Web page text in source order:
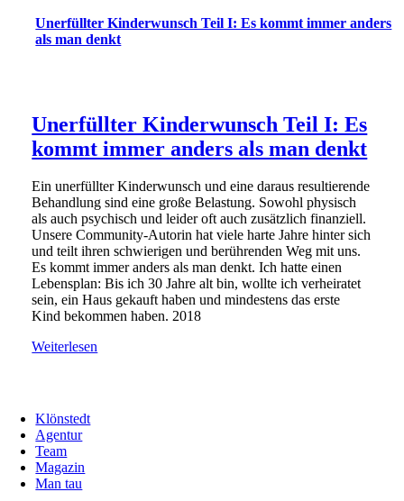
Unerfüllter Kinderwunsch Teil I: Es kommt immer anders
als man denkt
Unerfüllter Kinderwunsch Teil I: Es
kommt immer anders als man denkt
Ein unerfüllter Kinderwunsch und eine daraus resultierende
Behandlung sind eine große Belastung. Sowohl physisch
als auch psychisch und leider oft auch zusätzlich finanziell.
Unsere Community-Autorin hat viele harte Jahre hinter sich
und teilt ihren schwierigen und berührenden Weg mit uns.
Es kommt immer anders als man denkt. Ich hatte einen
Lebensplan: Bis ich 30 Jahre alt bin, wollte ich verheiratet
sein, ein Haus gekauft haben und mindestens das erste
Kind bekommen haben. 2018
Weiterlesen
Klönstedt
Agentur
Team
Magazin
Man tau